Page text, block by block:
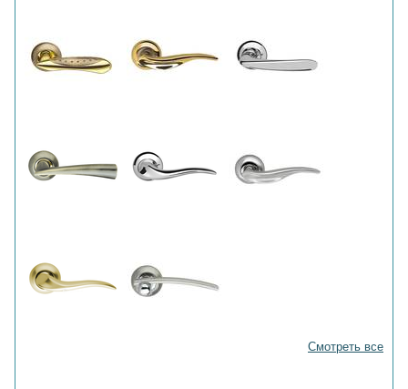
Смотреть все